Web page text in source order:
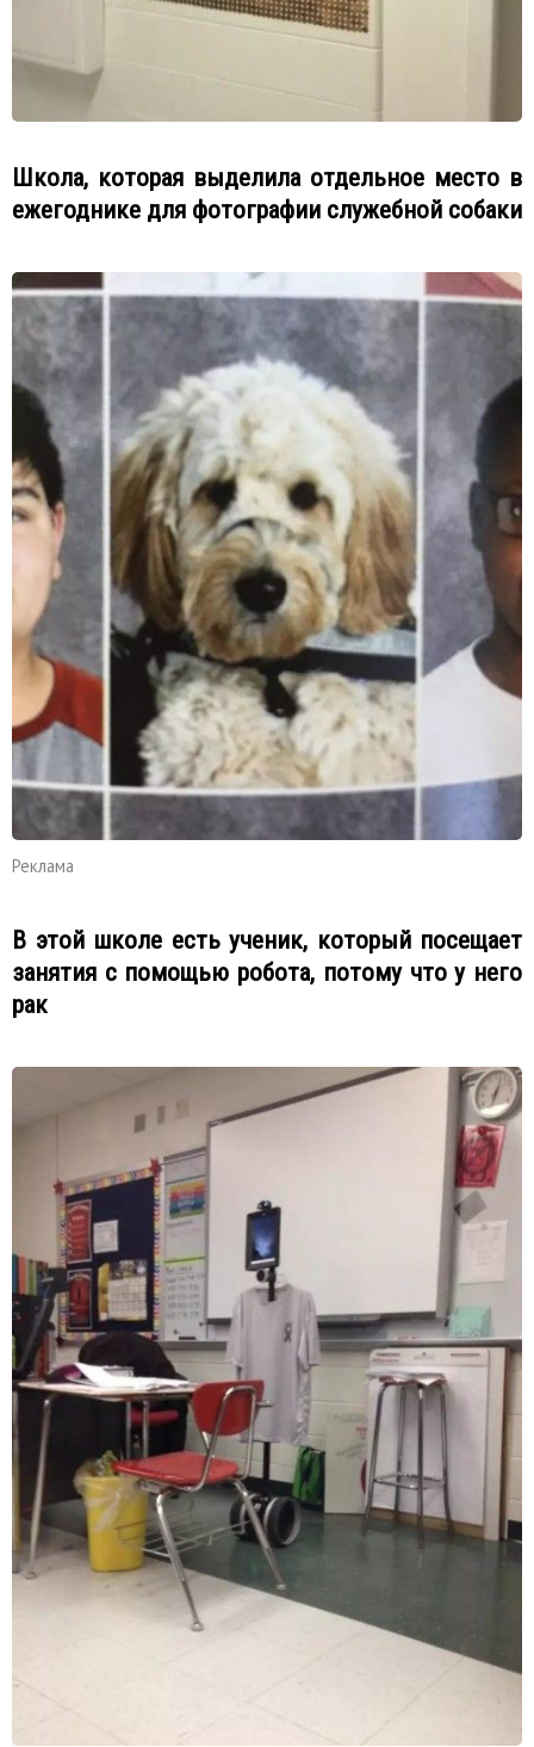
Школа, которая выделила отдельное место в
ежегоднике для фотографии служебной собаки
Реклама
В этой школе есть ученик, который посещает
занятия с помощью робота, потому что у него
рак